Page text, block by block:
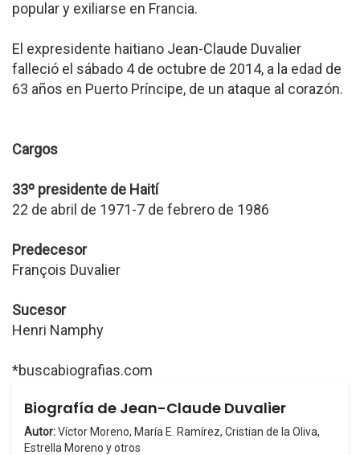
popular y exiliarse en Francia.
El expresidente haitiano Jean-Claude Duvalier
falleció el sábado 4 de octubre de 2014, a la edad de
63 años en Puerto Príncipe, de un ataque al corazón.
Cargos
33º presidente de Haití
22 de abril de 1971-7 de febrero de 1986
Predecesor
François Duvalier
Sucesor
Henri Namphy
*buscabiografias.com
Biografía de Jean-Claude Duvalier
Autor:Víctor Moreno, María E. Ramírez, Cristian de la Oliva,
Estrella Moreno y otros